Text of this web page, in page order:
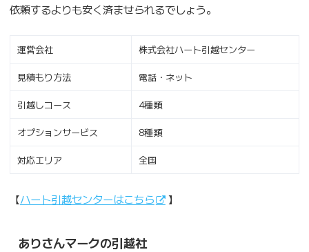
依頼するよりも安く済ませられるでしょう。
運営会社 株式会社ハート引越センター
見積もり方法 電話・ネット
引越しコース 4種類
オプションサービス 8種類
対応エリア 全国
【ハート引越センターはこちら 】
ありさんマークの引越社